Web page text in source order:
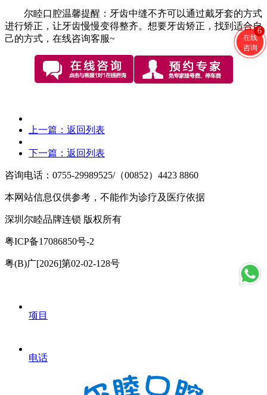
在线
咨询
6
尔睦口腔温馨提醒：牙齿中缝不齐可以通过戴牙套的方式
进行矫正，让牙齿慢慢变得整齐。想要牙齿矫正，找到适合自
己的方式，在线咨询客服~
上一篇： 返回列表
下一篇： 返回列表
咨询电话：0755-29989525/（00852）4423 8860
本网站信息仅供参考，不能作为诊疗及医疗依据
深圳尔睦品牌连锁 版权所有
粤ICP备17086850号-2
粤(B)广[2026]第02-02-128号
项目
电话